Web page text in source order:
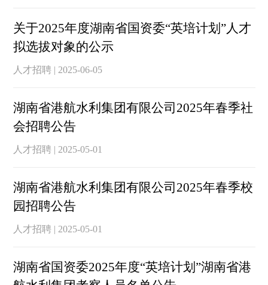
关于2025年度湖南省国资委“英培计划”人才
拟选拔对象的公示
人才招聘 | 2025-06-05
湖南省港航水利集团有限公司2025年春季社
会招聘公告
人才招聘 | 2025-05-01
湖南省港航水利集团有限公司2025年春季校
园招聘公告
人才招聘 | 2025-05-01
湖南省国资委2025年度“英培计划”湖南省港